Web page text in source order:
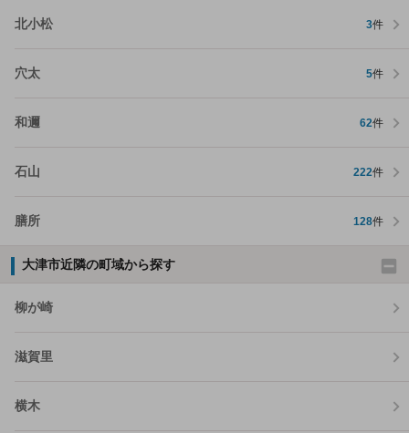
北小松 3件
穴太 5件
和邇 62件
石山 222件
膳所 128件
大津市近隣の町域から探す
柳が崎
滋賀里
横木